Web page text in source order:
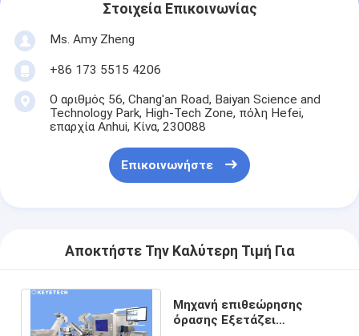
Στοιχεία Επικοινωνίας
Ms. Amy Zheng
+86 173 5515 4206
Ο αριθμός 56, Chang'an Road, Baiyan Science and
Technology Park, High-Tech Zone, πόλη Hefei,
επαρχία Anhui, Κίνα, 230088
Επικοινωνήστε
Αποκτήστε Την Καλύτερη Τιμή Για
Μηχανή επιθεώρησης
όρασης Εξετάζει